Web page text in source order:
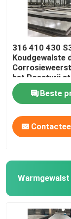
Thuis
Producten
Videos
316 410 430
Koudgewalste
het Roestvrij
Beste